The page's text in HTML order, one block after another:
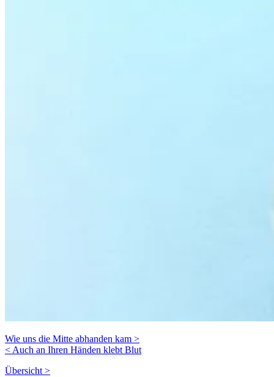
Wie uns die Mitte abhanden kam >
< Auch an Ihren Händen klebt Blut
Übersicht >